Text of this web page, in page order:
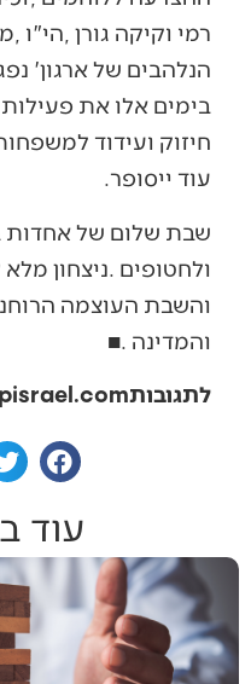
‬עוד‭ ‬ייסופר‭.‬
‬והמדינה ■
לתגובות‭:‬‭ ‬
עוד